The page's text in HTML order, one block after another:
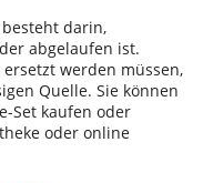
darin,
abgelaufen ist.
werden müssen,
Quelle. Sie können
Set kaufen oder
oder online